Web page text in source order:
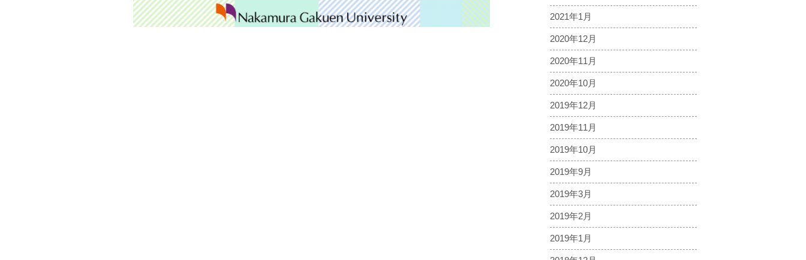
2021年1月
2020年12月
2020年11月
2020年10月
2019年12月
2019年11月
2019年10月
2019年9月
2019年3月
2019年2月
2019年1月